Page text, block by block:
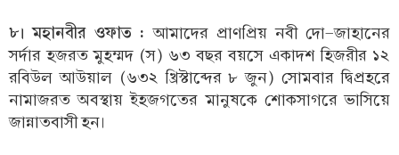
৮। মহানবীর ওফাত : আমাদের প্রাণপ্রিয় নবী দো-জাহানের
সর্দার হজরত মুহম্মদ (স) ৬৩ বছর বয়সে একাদশ হিজরীর ১২
রবিউল আউয়াল (৬৩২ খ্রিস্টাব্দের ৮ জুন) সোমবার দ্বিপ্রহরে
নামাজরত অবস্থায় ইহজগতের মানুষকে শোকসাগরে ভাসিয়ে
জান্নাতবাসী হন।